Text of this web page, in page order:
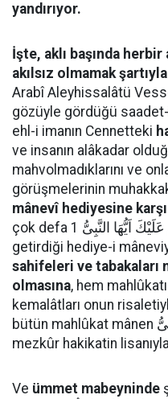
yandırıyor.
İşte, aklı başında
akılsız olmamak
Arabî Aleyhissalâtü
gözüyle gördüğü
ehl-i imanın Cennetteki
ve insanın alâkadar
mahvolmadıklarını ve
görüşmelerinin
mânevî hediyesine
çok defa اَلسَّلاَمُ عَلَيْكَ اَيُّهَا النَّبِىُّ 1 dediği gibi, onun da
getirdiği hediye-i
sahifeleri ve tabakaları
olmasına, hem
kemalâtları onun
bütün mahlûkat mânen اَلسَّلاَمُ عَلَيْكَ اَيُّهَا النَّبِىُّ bu
mezkûr hakikatin
Ve ümmet mabeyninde